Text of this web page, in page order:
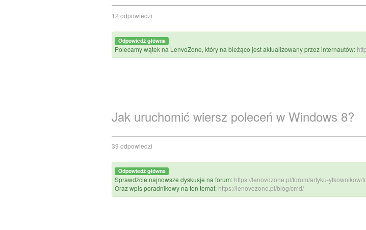
12 odpowiedzi
Odpowiedź główna
Polecamy wątek na LenvoZone, który na bieżąco jest aktualizowany przez internautów:
Jak uruchomić wiersz poleceń w Windows 8?
39 odpowiedzi
Odpowiedź główna
Sprawdźcie najnowsze dyskusje na forum: https://lenovozone.pl/forum/artyku-ytkownikow/
Oraz wpis poradnikowy na ten temat: https://lenovozone.pl/blog/cmd/